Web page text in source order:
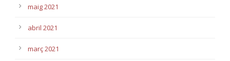
maig 2021
abril 2021
març 2021